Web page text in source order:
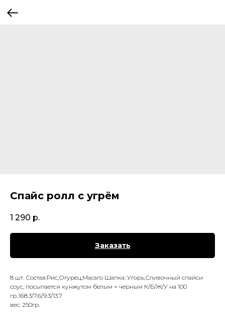
Спайс ролл с угрём
1 290 р.
Заказать
8 шт. Состав:Рис,Огурец,Масаго Шапка: Угорь,Сливочный спайси
соус, посыпается кунжутом белым + черным К/Б/Ж/У на 100
гр.:168.3/7.6/9.3/13.7
вес: 250гр.